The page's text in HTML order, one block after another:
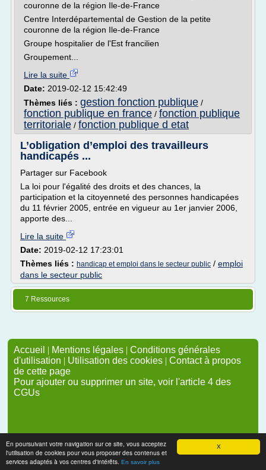
X
En poursuivant votre navigation sur ce site, vous acceptez
l'utilisation de cookies pour vous proposer des contenus et
services adaptés à vos centres d'intérêts. En savoir plus
couronne de la région Ile-de-France
Centre Interdépartemental de Gestion de la petite
couronne de la région Ile-de-France
Groupe hospitalier de l'Est francilien
Groupement...
Lire la suite
Date: 2019-02-12 15:42:49
Thèmes liés : gestion fonction publique /
fonction publique en france / fonction publique
territoriale / fonction publique d etat
L’obligation d’emploi des travailleurs
handicapés ...
Partager sur Facebook
La loi pour l'égalité des droits et des chances, la
participation et la citoyenneté des personnes handicapées
du 11 février 2005, entrée en vigueur au 1er janvier 2006,
apporte des...
Lire la suite
Date: 2019-02-12 17:23:01
Thèmes liés : handicap et emploi dans le secteur public / emploi
dans le secteur public
7 Ressources
Accueil | Mentions légales | Conditions générales
d'utilisation | Utilisation des cookies | Contact à propos
de cette page
Pour ajouter ou supprimer un site, voir l'article 4 des
CGUs